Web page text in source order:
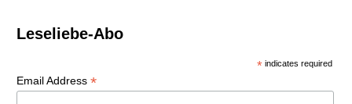
Leseliebe-Abo
* indicates required
Email Address *